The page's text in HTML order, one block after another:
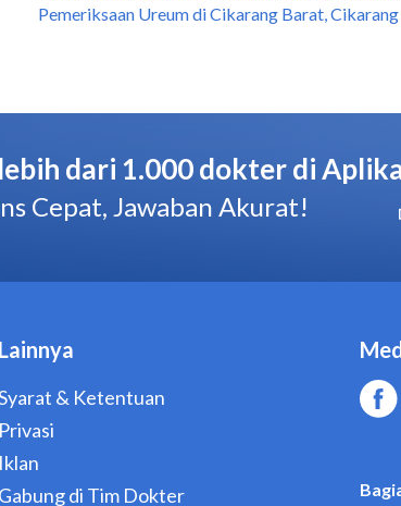
Pemeriksaan Ureum di Cikarang Barat, Cikarang